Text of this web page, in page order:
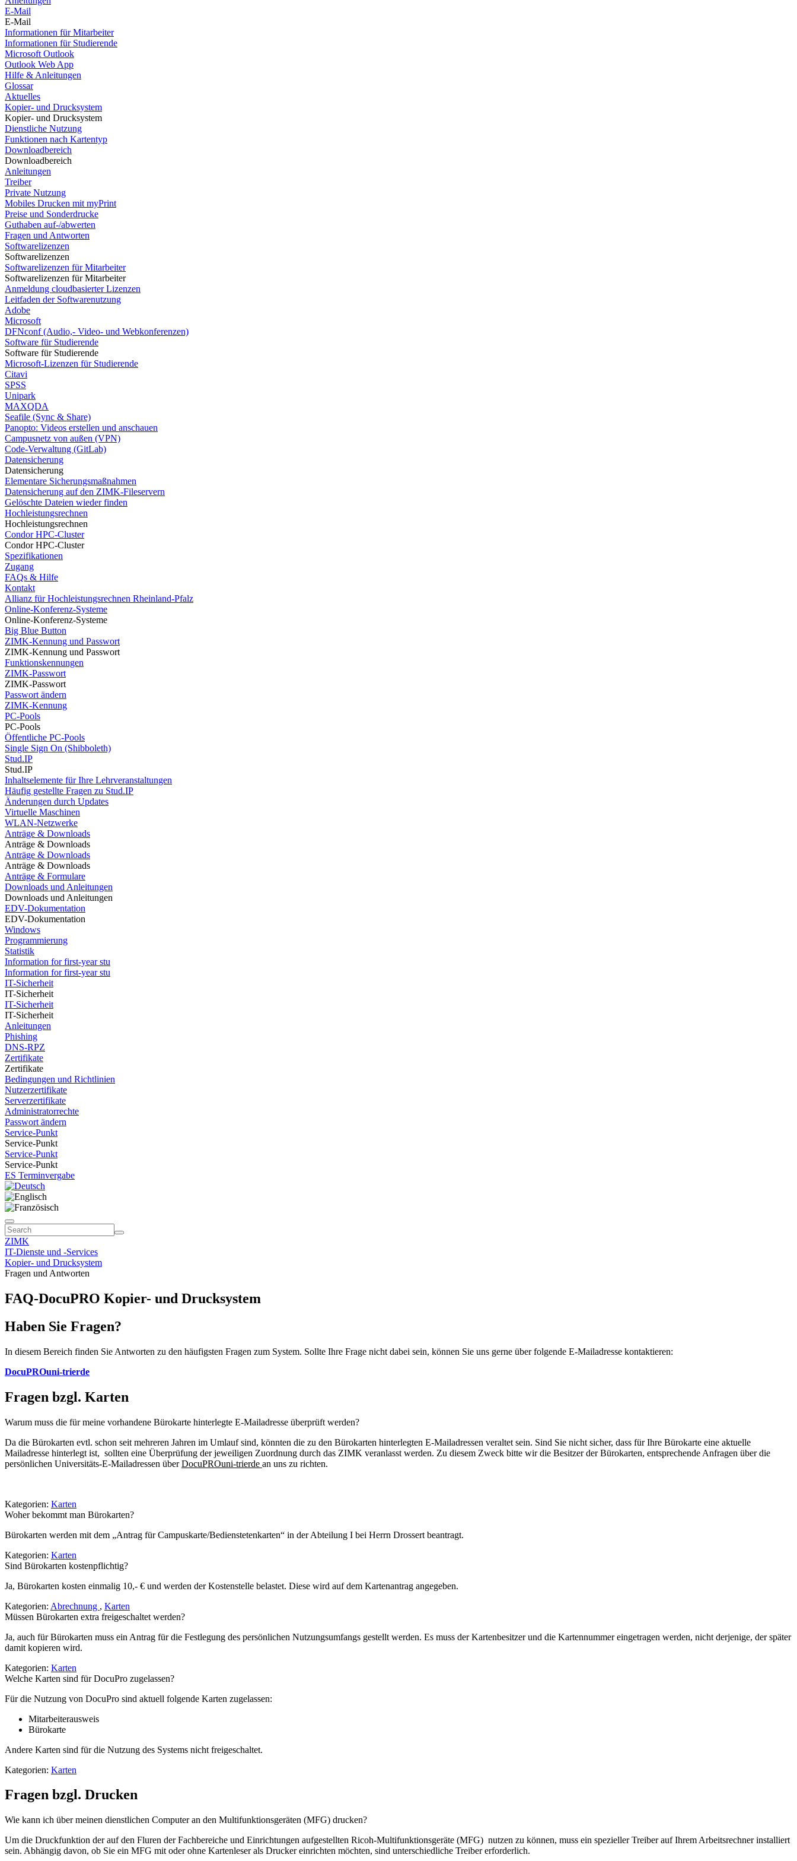
E-Mail
E-Mail
Informationen für Mitarbeiter
Informationen für Studierende
Microsoft Outlook
Outlook Web App
Hilfe & Anleitungen
Glossar
Aktuelles
Kopier- und Drucksystem
Kopier- und Drucksystem
Dienstliche Nutzung
Funktionen nach Kartentyp
Downloadbereich
Downloadbereich
Anleitungen
Treiber
Private Nutzung
Mobiles Drucken mit myPrint
Preise und Sonderdrucke
Guthaben auf-/abwerten
Fragen und Antworten
Softwarelizenzen
Softwarelizenzen
Softwarelizenzen für Mitarbeiter
Softwarelizenzen für Mitarbeiter
Anmeldung cloudbasierter Lizenzen
Leitfaden der Softwarenutzung
Adobe
Microsoft
DFNconf (Audio,- Video- und Webkonferenzen)
Software für Studierende
Software für Studierende
Microsoft-Lizenzen für Studierende
Citavi
SPSS
Unipark
MAXQDA
Seafile (Sync & Share)
Panopto: Videos erstellen und anschauen
Campusnetz von außen (VPN)
Code-Verwaltung (GitLab)
Datensicherung
Datensicherung
Elementare Sicherungsmaßnahmen
Datensicherung auf den ZIMK-Fileservern
Gelöschte Dateien wieder finden
Hochleistungsrechnen
Hochleistungsrechnen
Condor HPC-Cluster
Condor HPC-Cluster
Spezifikationen
Zugang
FAQs & Hilfe
Kontakt
Allianz für Hochleistungsrechnen Rheinland-Pfalz
Online-Konferenz-Systeme
Online-Konferenz-Systeme
Big Blue Button
ZIMK-Kennung und Passwort
ZIMK-Kennung und Passwort
Funktionskennungen
ZIMK-Passwort
ZIMK-Passwort
Passwort ändern
ZIMK-Kennung
PC-Pools
PC-Pools
Öffentliche PC-Pools
Single Sign On (Shibboleth)
Stud.IP
Stud.IP
Inhaltselemente für Ihre Lehrveranstaltungen
Häufig gestellte Fragen zu Stud.IP
Änderungen durch Updates
Virtuelle Maschinen
WLAN-Netzwerke
Anträge & Downloads
Anträge & Downloads
Anträge & Downloads
Anträge & Downloads
Anträge & Formulare
Downloads und Anleitungen
Downloads und Anleitungen
EDV-Dokumentation
EDV-Dokumentation
Windows
Programmierung
Statistik
Information for first-year stu
Information for first-year stu
IT-Sicherheit
IT-Sicherheit
IT-Sicherheit
IT-Sicherheit
Anleitungen
Phishing
DNS-RPZ
Zertifikate
Zertifikate
Bedingungen und Richtlinien
Nutzerzertifikate
Serverzertifikate
Administratorrechte
Passwort ändern
Service-Punkt
Service-Punkt
Service-Punkt
Service-Punkt
ES Terminvergabe
ZIMK
IT-Dienste und -Services
Kopier- und Drucksystem
Fragen und Antworten
FAQ-DocuPRO Kopier- und Drucksystem
Haben Sie Fragen?
In diesem Bereich finden Sie Antworten zu den häufigsten Fragen zum System. Sollte Ihre Frage nicht dabei sein, können Sie uns gerne über folgende E-Mailadresse kontaktieren:
DocuPROuni-trierde
Fragen bzgl. Karten
Warum muss die für meine vorhandene Bürokarte hinterlegte E-Mailadresse überprüft werden?
Da die Bürokarten evtl. schon seit mehreren Jahren im Umlauf sind, könnten die zu den Bürokarten hinterlegten E-Mailadressen veraltet sein. Sind Sie nicht sicher, dass für Ihre Bürokarte eine aktuelle
Mailadresse hinterlegt ist, sollten eine Überprüfung der jeweiligen Zuordnung durch das ZIMK veranlasst werden. Zu diesem Zweck bitte wir die Besitzer der Bürokarten, entsprechende Anfragen über die
persönlichen Universitäts-E-Mailadressen überDocuPROuni-trierde an uns zu richten.
Kategorien: Karten
Woher bekommt man Bürokarten?
Bürokarten werden mit dem „Antrag für Campuskarte/Bedienstetenkarten“ in der Abteilung I bei Herrn Drossert beantragt.
Kategorien: Karten
Sind Bürokarten kostenpflichtig?
Ja, Bürokarten kosten einmalig 10,- € und werden der Kostenstelle belastet. Diese wird auf dem Kartenantrag angegeben.
Kategorien: Abrechnung , Karten
Müssen Bürokarten extra freigeschaltet werden?
Ja, auch für Bürokarten muss ein Antrag für die Festlegung des persönlichen Nutzungsumfangs gestellt werden. Es muss der Kartenbesitzer und die Kartennummer eingetragen werden, nicht derjenige, der später
damit kopieren wird.
Kategorien: Karten
Welche Karten sind für DocuPro zugelassen?
Für die Nutzung von DocuPro sind aktuell folgende Karten zugelassen:
Mitarbeiterausweis
Bürokarte
Andere Karten sind für die Nutzung des Systems nicht freigeschaltet.
Kategorien: Karten
Fragen bzgl. Drucken
Wie kann ich über meinen dienstlichen Computer an den Multifunktionsgeräten (MFG) drucken?
Um die Druckfunktion der auf den Fluren der Fachbereiche und Einrichtungen aufgestellten Ricoh-Multifunktionsgeräte (MFG) nutzen zu können, muss ein spezieller Treiber auf Ihrem Arbeitsrechner installiert
sein. Abhängig davon, ob Sie ein MFG mit oder ohne Kartenleser als Drucker einrichten möchten, sind unterschiedliche Treiber erforderlich.